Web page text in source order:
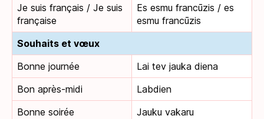
Je suis français / Je suis
française
Es esmu francūzis / es
esmu francūzis
Souhaits et vœux
Bonne journée
Lai tev jauka diena
Bon après-midi
Labdien
Bonne soirée
Jauku vakaru